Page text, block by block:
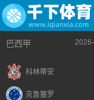
巴西甲
科林蒂安
克鲁塞罗